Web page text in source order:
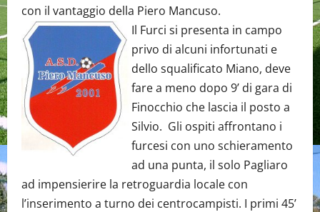
con il vantaggio della Piero Mancuso.
Il Furci si presenta in campo
privo di alcuni infortunati e
dello squalificato Miano, deve
fare a meno dopo 9’ di gara di
Finocchio che lascia il posto a
Silvio. Gli ospiti affrontano i
furcesi con uno schieramento
ad una punta, il solo Pagliaro
ad impensierire la retroguardia locale con
l’inserimento a turno dei centrocampisti. I primi 45’